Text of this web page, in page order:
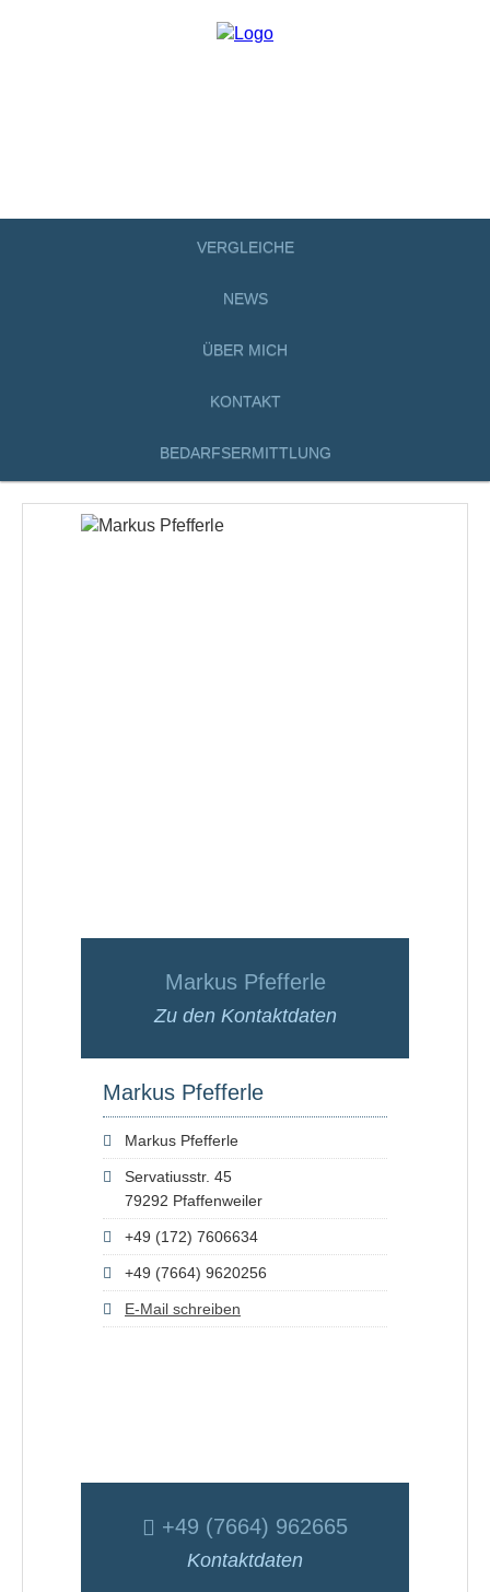
VERGLEICHE
NEWS
ÜBER MICH
KONTAKT
BEDARFSERMITTLUNG
Markus Pfefferle
Zu den Kontaktdaten
Markus Pfefferle
Markus Pfefferle
Servatiusstr. 45
79292 Pfaffenweiler
+49 (172) 7606634
+49 (7664) 9620256
E-Mail schreiben
+49 (7664) 962665
Kontaktdaten